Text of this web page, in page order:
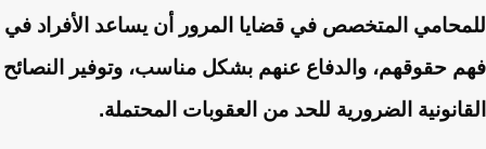
للمحامي المتخصص في قضايا المرور أن يساعد الأفراد في
فهم حقوقهم، والدفاع عنهم بشكل مناسب، وتوفير النصائح
القانونية الضرورية للحد من العقوبات المحتملة.